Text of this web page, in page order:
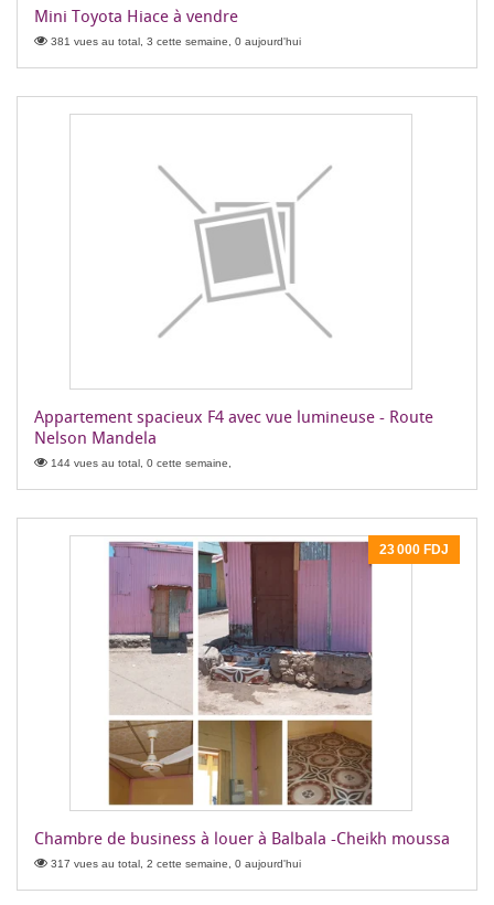
Mini Toyota Hiace à vendre
381 vues au total, 3 cette semaine, 0 aujourd'hui
Appartement spacieux F4 avec vue lumineuse - Route
Nelson Mandela
144 vues au total, 0 cette semaine,
23 000 FDJ
Chambre de business à louer à Balbala -Cheikh moussa
317 vues au total, 2 cette semaine, 0 aujourd'hui